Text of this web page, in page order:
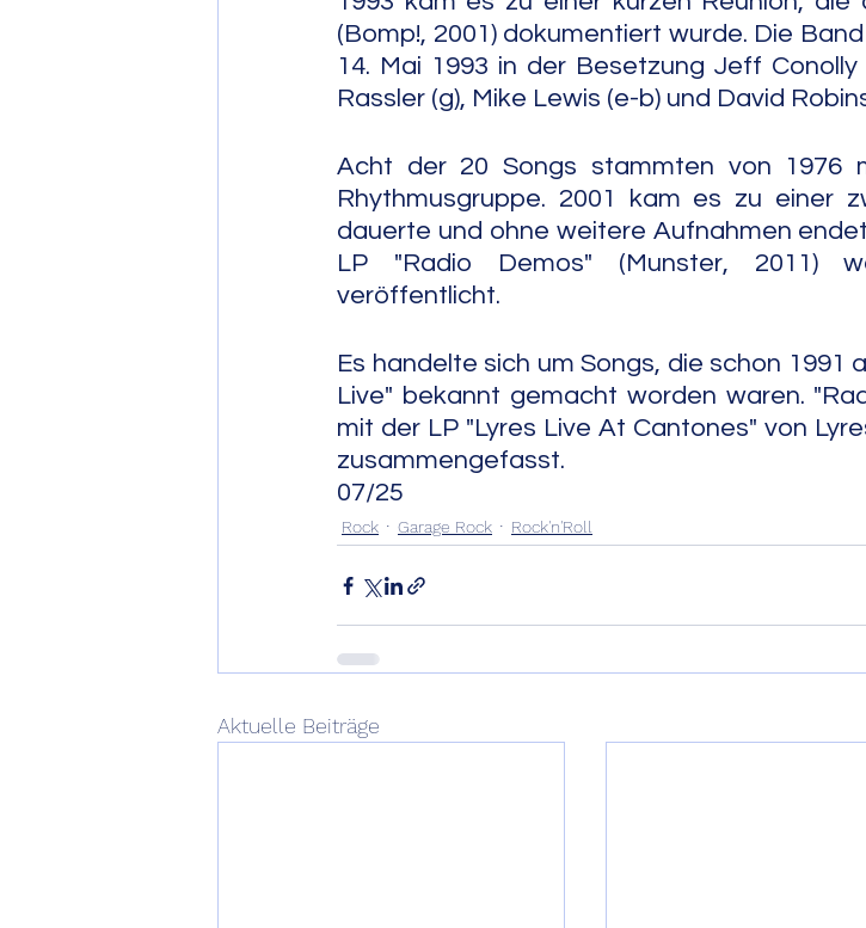
(Bomp!, 2001) dokumentiert wurde. Die
14. Mai 1993 in der Besetzung Jeff
Rassler (g), Mike Lewis (e-b) und David
Acht der 20 Songs stammten von 1976
Rhythmusgruppe. 2001 kam es zu einer
dauerte und ohne weitere Aufnahmen
LP "Radio Demos" (Munster, 2011)
veröffentlicht.
Es handelte sich um Songs, die schon 1991
Live" bekannt gemacht worden waren.
mit der LP "Lyres Live At Cantones" von
07/25
Rock Garage Rock Rock'n'Roll
Aktuelle Beiträge